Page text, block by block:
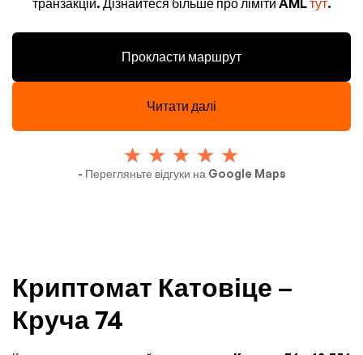
транзакцій. Дізнайтеся більше про ліміти AMLтут.
Прокласти маршрут
Читати далі
- Перегляньте відгуки на Google Maps
Криптомат Катовіце –
Круча 74